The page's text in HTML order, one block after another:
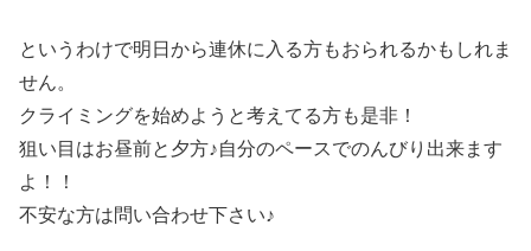
というわけで明日から連休に入る方もおられるかもしれま
せん。
クライミングを始めようと考えてる方も是非！
狙い目はお昼前と夕方♪自分のペースでのんびり出来ます
よ！！
不安な方は問い合わせ下さい♪